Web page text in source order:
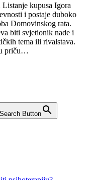
kupusa Igora
i postaje duboko
Domovinskog rata.
biti svjetionik nade i
tema ili rivalstava.
priču…
Search Button